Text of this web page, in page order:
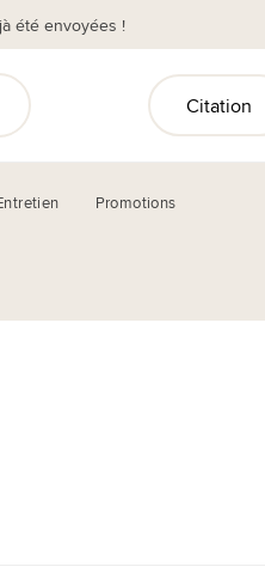
été envoyées !
Citation
Promotions